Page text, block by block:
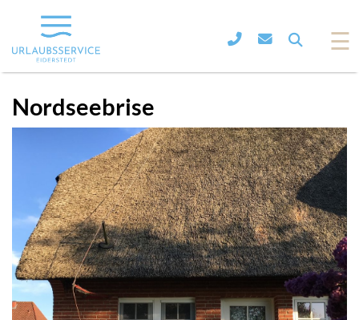
☰
Nordseebrise